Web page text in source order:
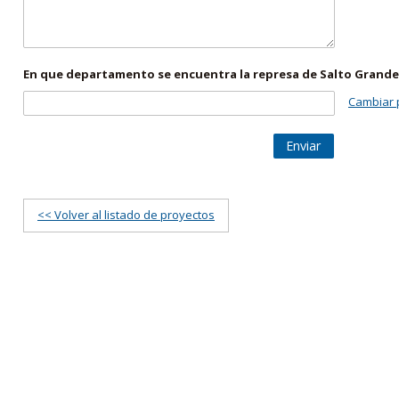
En que departamento se encuentra la represa de Salto
Cambiar
Enviar
<< Volver al listado de proyectos